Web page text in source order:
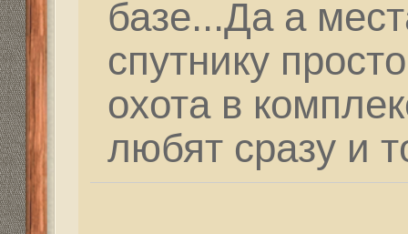
рыбалкой.Многие
и другое.
Утки здесь много. С
думать. Лиса, енот,